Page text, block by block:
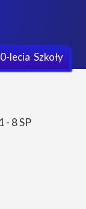
lecia Szkoły
- 8 SP